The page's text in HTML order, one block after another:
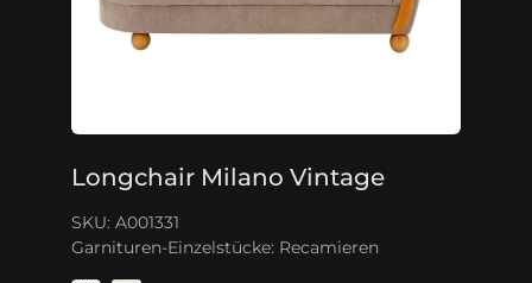
Longchair Milano Vintage
SKU: A001331
Garnituren-Einzelstücke: Recamieren